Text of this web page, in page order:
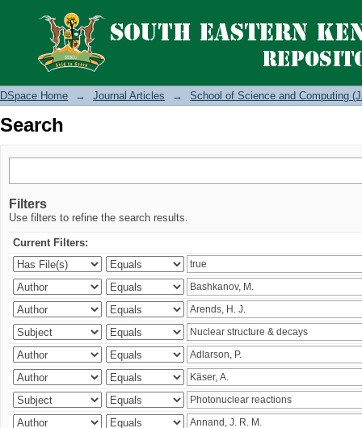
Search
DSpace Home → Journal Articles → School of Science and Computing
Search
Filters
Use filters to refine the search results.
Current Filters: